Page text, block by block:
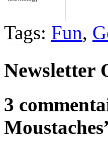
Tags: Fun,
Newsletter
3